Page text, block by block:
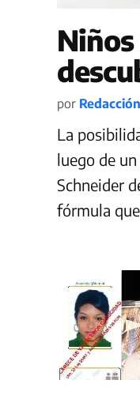
por Redacción
La
luego de
Schneider
fórmula